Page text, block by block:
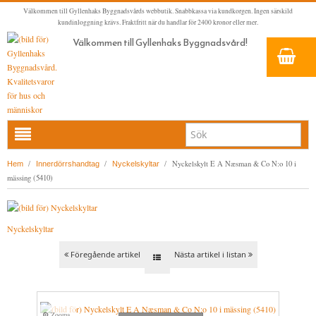
Välkommen till Gyllenhaks Byggnadsvårds webbutik. Snabbkassa via kundkorgen. Ingen särskild
kundinloggning krävs. Fraktfritt när du handlar för 2400 kronor eller mer.
Välkommen till Gyllenhaks Byggnadsvård!
HEM
NYA PRODUKTER
LINOLJEFÄRG & SLAMFÄRG MED MERA
LINOLJEFÄRGER
VITA KULÖRER
GULA KULÖRER
MATTA LINOLJEFÄRGER
KONSTNÄRSFÄRGER
KLASSISKA KLÄDER
RESISTANT WORK WEAR
VÄSTAR
BADRUM & KÖK (KRANAR & PORSLIN)
TVÄTTSTÄLLSBLANDARE
DÖRRHANDTAG MÄSSING (INNERDÖRR)
Hem / Innerdörrshandtag / Nyckelskyltar / Nyckelskylt E A Næsman & Co N:o 10 i
mässing (5410)
Nyckelskyltar
Föregående artikel Nästa artikel i listan